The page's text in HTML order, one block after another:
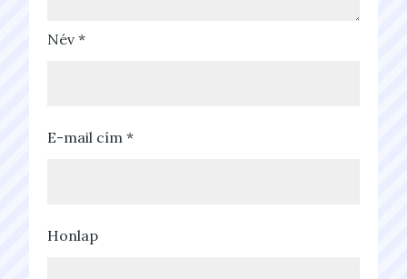
Név*
E-mail cím*
Honlap